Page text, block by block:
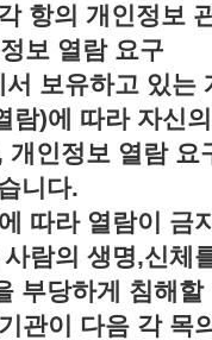
항의 개인정보
보 열람 요구
서 보유하고 있는
람)에 따라 자신
개인정보 열람
니다.
따라 열람이
람의 생명,신체
부당하게 침
관이 다음 각 목